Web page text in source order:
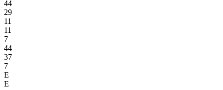
44
29
11
11
7
44
37
7
E
E